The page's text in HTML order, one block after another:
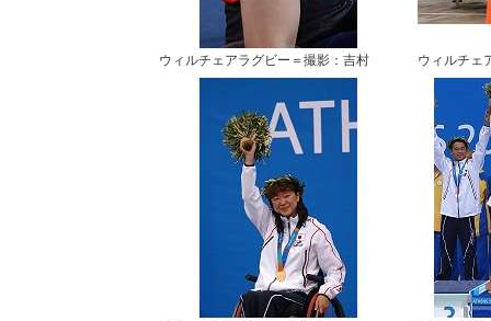
ウィルチェアラグビー＝撮影：吉村 ウィルチェ